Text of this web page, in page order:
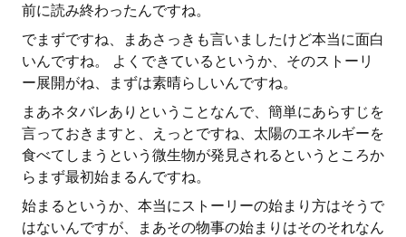
前に読み終わったんですね。
でまずですね、まあさっきも言いましたけど本当に面白
いんですね。 よくできているというか、そのストーリ
ー展開がね、まずは素晴らしいんですね。
まあネタバレありということなんで、簡単にあらすじを
言っておきますと、えっとですね、太陽のエネルギーを
食べてしまうという微生物が発見されるというところか
らまず最初始まるんですね。
始まるというか、本当にストーリーの始まり方はそうで
はないんですが、まあその物事の始まりはそのそれなん